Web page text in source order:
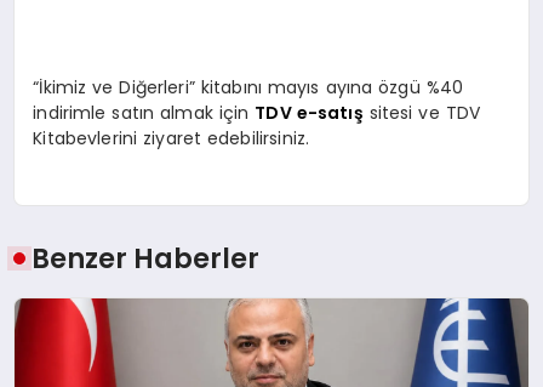
“İkimiz ve Diğerleri” kitabını mayıs ayına özgü %40
indirimle satın almak için TDV e-satış sitesi ve TDV
Kitabevlerini ziyaret edebilirsiniz.
Benzer Haberler